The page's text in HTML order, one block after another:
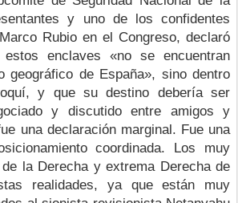
y uno de los confidentes
Rubio en el Congreso, declaró
estos enclaves «no se encuentran
geográfico de España», sino dentro
y que su destino debería ser
y discutido entre amigos y
una declaración marginal. Fue una
coordinada. Los muy
la Derecha y extrema Derecha de
realidades, ya que están muy